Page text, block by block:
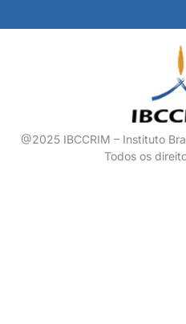
@2025 IBCCRIM – Instituto
Todos os